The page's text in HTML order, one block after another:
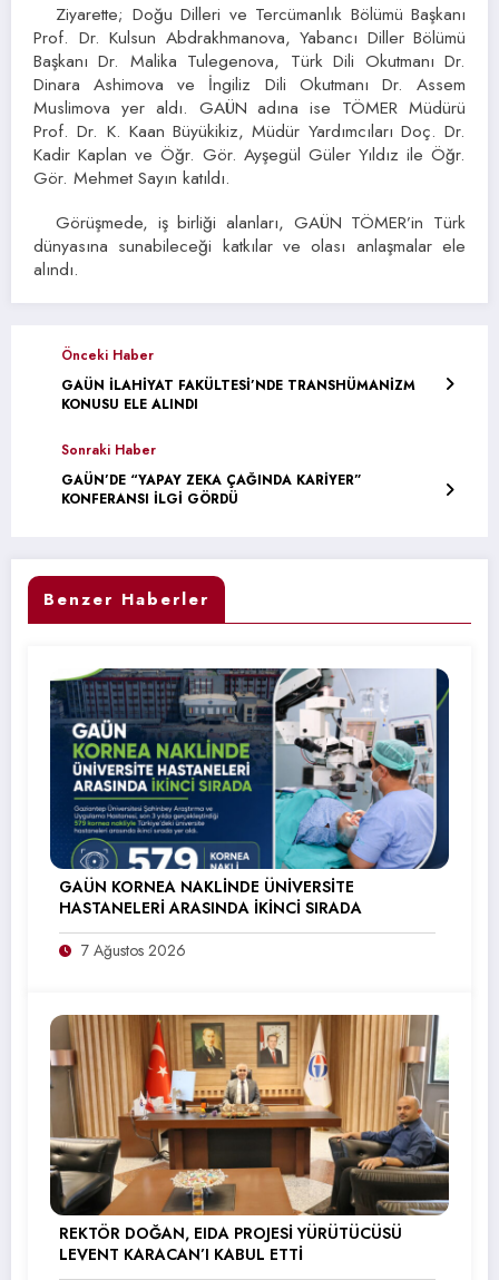
Ziyarette; Doğu Dilleri ve Tercümanlık Bölümü Başkanı
Prof. Dr. Kulsun Abdrakhmanova, Yabancı Diller Bölümü
Başkanı Dr. Malika Tulegenova, Türk Dili Okutmanı Dr.
Dinara Ashimova ve İngiliz Dili Okutmanı Dr. Assem
Muslimova yer aldı. GAÜN adına ise TÖMER Müdürü
Prof. Dr. K. Kaan Büyükikiz, Müdür Yardımcıları Doç. Dr.
Kadir Kaplan ve Öğr. Gör. Ayşegül Güler Yıldız ile Öğr.
Gör. Mehmet Sayın katıldı.
Görüşmede, iş birliği alanları, GAÜN TÖMER’in Türk
dünyasına sunabileceği katkılar ve olası anlaşmalar ele
alındı.
Önceki Haber
GAÜN İLAHİYAT FAKÜLTESİ’NDE TRANSHÜMANİZM
KONUSU ELE ALINDI
Sonraki Haber
GAÜN’DE “YAPAY ZEKA ÇAĞINDA KARİYER”
KONFERANSI İLGİ GÖRDÜ
Benzer Haberler
GAÜN KORNEA NAKLİNDE ÜNİVERSİTE
HASTANELERİ ARASINDA İKİNCİ SIRADA
7 Ağustos 2026
REKTÖR DOĞAN, EIDA PROJESİ YÜRÜTÜCÜSÜ
LEVENT KARACAN’I KABUL ETTİ